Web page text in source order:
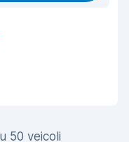
50 veicoli